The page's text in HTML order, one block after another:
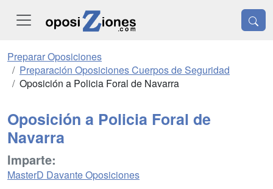
Preparar Oposiciones
Preparación Oposiciones Cuerpos de Seguridad
Oposición a Policia Foral de Navarra
Oposición a Policia Foral de
Navarra
Imparte:
MasterD Davante Oposiciones